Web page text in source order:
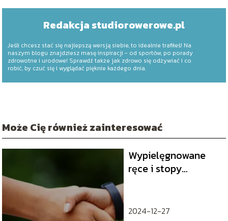
Redakcja studiorowerowe.pl
Jeśli chcesz stać się najlepszą wersją siebie, to idealnie trafiłeś! Na
naszym blogu znajdziesz masę inspiracji - od sportów, po porady
zdrowotne i urodowe! Sprawdź także jak zdrowo się odżywiać i co
robić, by czuć się i wyglądać pięknie każdego dnia.
Może Cię również zainteresować
Wypielęgnowane
ręce i stopy
treningach
2024-12-27